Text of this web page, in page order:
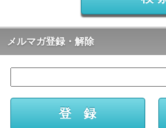
メルマガ登録・解除